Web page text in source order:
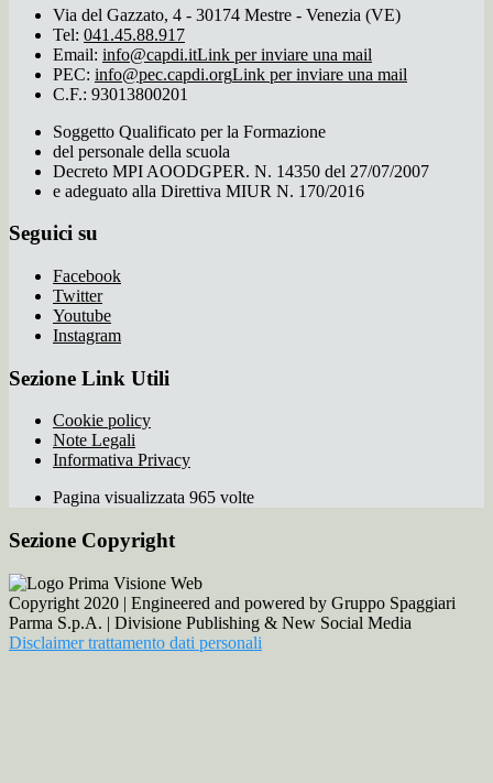
Via del Gazzato, 4 - 30174 Mestre - Venezia (VE)
Tel: 041.45.88.917
Email: info@capdi.itLink per inviare una mail
PEC: info@pec.capdi.orgLink per inviare una mail
C.F.: 93013800201
Soggetto Qualificato per la Formazione
del personale della scuola
Decreto MPI AOODGPER. N. 14350 del 27/07/2007
e adeguato alla Direttiva MIUR N. 170/2016
Seguici su
Facebook
Twitter
Youtube
Instagram
Sezione Link Utili
Cookie policy
Note Legali
Informativa Privacy
Pagina visualizzata 965 volte
Sezione Copyright
Copyright 2020 | Engineered and powered by Gruppo Spaggiari
Parma S.p.A. | Divisione Publishing & New Social Media
Disclaimer trattamento dati personali